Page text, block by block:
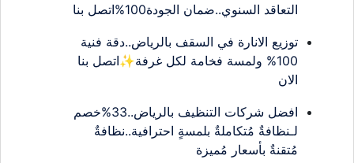
التعاقد السنوي..ضمان الجودة100%اتصل بنا
توزيع الانارة في السقف بالرياض..دقة فنية
100% ولمسة فخامة لكل غرفة✨اتصل بنا
الان
افضل شركات التنظيف بالرياض..33%خصم
لـنظافةٌ مُتكاملةٌ بلمسةٍ احترافية..نظافةٌ
مُتقنةٌ بأسعار مُميزة